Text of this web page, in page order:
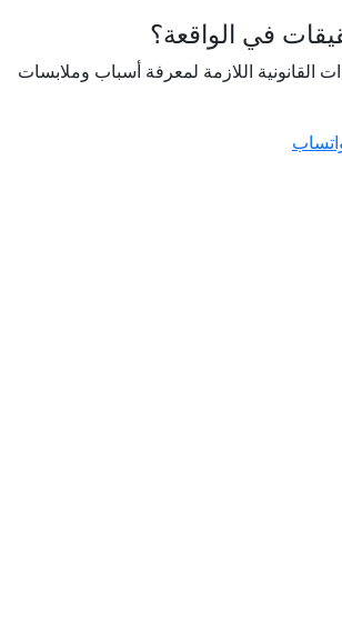
في الواقعة؟
القانونية اللازمة لمعرفة أسباب وملابسات